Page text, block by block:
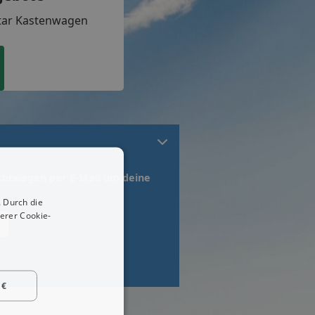
Kastenwagen
per E-Mail um deine
die
Cookie-